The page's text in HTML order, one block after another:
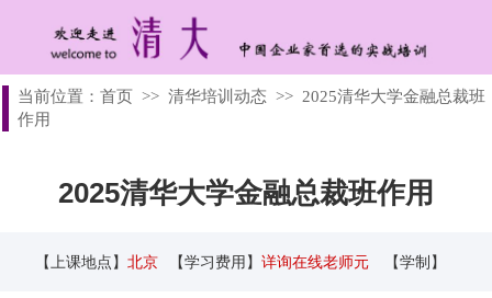
当前位置： 首页 >> 清华培训动态 >> 2025清华大学金融总裁班
作用
2025清华大学金融总裁班作用
【上课地点】 北京 【学习费用】 详询在线老师元 【学制】